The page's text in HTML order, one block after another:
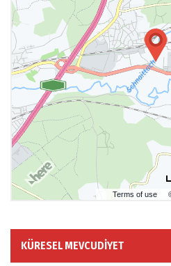
Terms of use
KÜRESEL MEVCUDIYET